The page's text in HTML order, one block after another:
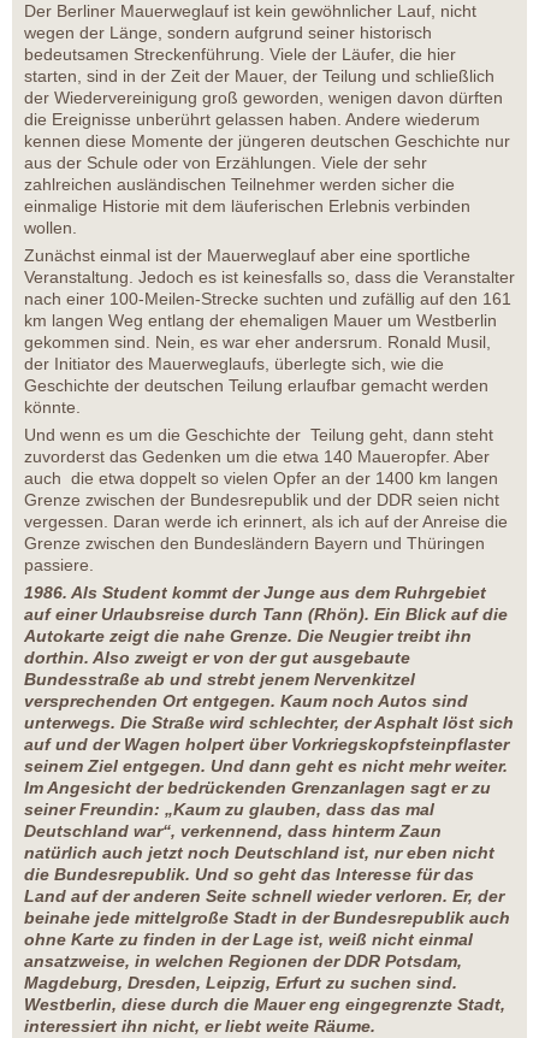
Der Berliner Mauerweglauf ist kein gewöhnlicher Lauf, nicht
wegen der Länge, sondern aufgrund seiner historisch
bedeutsamen Streckenführung. Viele der Läufer, die hier
starten, sind in der Zeit der Mauer, der Teilung und schließlich
der Wiedervereinigung groß geworden, wenigen davon dürften
die Ereignisse unberührt gelassen haben. Andere wiederum
kennen diese Momente der jüngeren deutschen Geschichte nur
aus der Schule oder von Erzählungen. Viele der sehr
zahlreichen ausländischen Teilnehmer werden sicher die
einmalige Historie mit dem läuferischen Erlebnis verbinden
wollen.
Zunächst einmal ist der Mauerweglauf aber eine sportliche
Veranstaltung. Jedoch es ist keinesfalls so, dass die Veranstalter
nach einer 100-Meilen-Strecke suchten und zufällig auf den 161
km langen Weg entlang der ehemaligen Mauer um Westberlin
gekommen sind. Nein, es war eher andersrum. Ronald Musil,
der Initiator des Mauerweglaufs, überlegte sich, wie die
Geschichte der deutschen Teilung erlaufbar gemacht werden
könnte.
Und wenn es um die Geschichte der Teilung geht, dann steht
zuvorderst das Gedenken um die etwa 140 Maueropfer. Aber
auch die etwa doppelt so vielen Opfer an der 1400 km langen
Grenze zwischen der Bundesrepublik und der DDR seien nicht
vergessen. Daran werde ich erinnert, als ich auf der Anreise die
Grenze zwischen den Bundesländern Bayern und Thüringen
passiere.
1986. Als Student kommt der Junge aus dem Ruhrgebiet
auf einer Urlaubsreise durch Tann (Rhön). Ein Blick auf die
Autokarte zeigt die nahe Grenze. Die Neugier treibt ihn
dorthin. Also zweigt er von der gut ausgebaute
Bundesstraße ab und strebt jenem Nervenkitzel
versprechenden Ort entgegen. Kaum noch Autos sind
unterwegs. Die Straße wird schlechter, der Asphalt löst sich
auf und der Wagen holpert über Vorkriegskopfsteinpflaster
seinem Ziel entgegen. Und dann geht es nicht mehr weiter.
Im Angesicht der bedrückenden Grenzanlagen sagt er zu
seiner Freundin: „Kaum zu glauben, dass das mal
Deutschland war“, verkennend, dass hinterm Zaun
natürlich auch jetzt noch Deutschland ist, nur eben nicht
die Bundesrepublik. Und so geht das Interesse für das
Land auf der anderen Seite schnell wieder verloren. Er, der
beinahe jede mittelgroße Stadt in der Bundesrepublik auch
ohne Karte zu finden in der Lage ist, weiß nicht einmal
ansatzweise, in welchen Regionen der DDR Potsdam,
Magdeburg, Dresden, Leipzig, Erfurt zu suchen sind.
Westberlin, diese durch die Mauer eng eingegrenzte Stadt,
interessiert ihn nicht, er liebt weite Räume.